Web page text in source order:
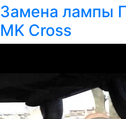
Замена лампы
MK Cross